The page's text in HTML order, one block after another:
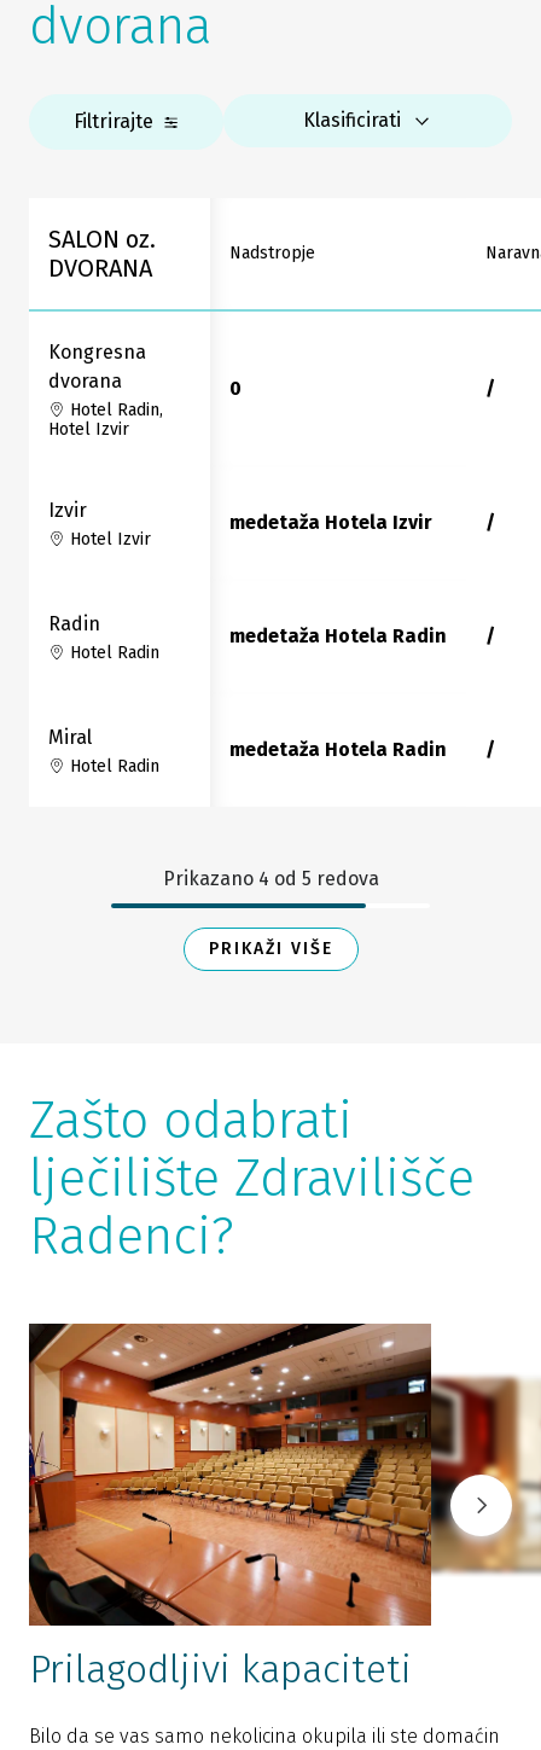
dvorana
Filtrirajte Klasificirati
SALON oz.
DVORANA
Nadstropje
Kongresna
dvorana
Hotel Radin,
Hotel Izvir
0 /
Izvir
Hotel Izvir
medetaža Hotela Izvir /
Radin
Hotel Radin
medetaža Hotela Radin /
Miral
Hotel Radin
medetaža Hotela Radin /
Prikazano 4 od 5 redova
PRIKAŽI VIŠE
Zašto odabrati
lječilište Zdravilišče
Radenci?
Prilagodljivi kapaciteti
Bilo da se vas samo nekolicina okupila ili ste domaćin